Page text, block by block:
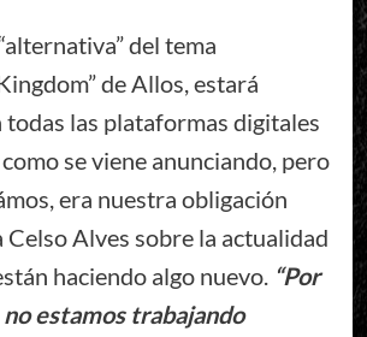
del tema
de Allos, estará
las plataformas digitales
se viene anunciando, pero
era nuestra obligación
Alves sobre la actualidad
haciendo algo nuevo. “Por
estamos trabajando